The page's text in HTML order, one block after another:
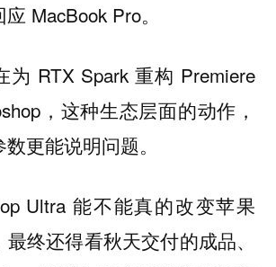
MacBook Pro。
为 RTX Spark 重构 Premiere
，这种生态层面的动作，
更能说明问题。
Ultra 能不能真的改变苹果
终还得看秋天交付的成品、